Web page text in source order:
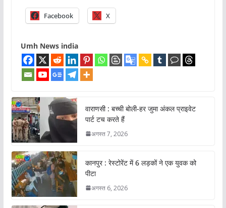
Facebook X
Umh News india
वाराणसी : बच्ची बोली-हर जुमा अंकल प्राइवेट
पार्ट टच करते हैं
अगस्त 7, 2026
कानपुर : रेस्टोरेंट में 6 लड़कों ने एक युवक को
पीटा
अगस्त 6, 2026